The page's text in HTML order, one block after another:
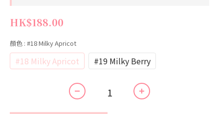
HK$188.00
顏色 : #18 Milky Apricot
#18 Milky Apricot #19 Milky Berry